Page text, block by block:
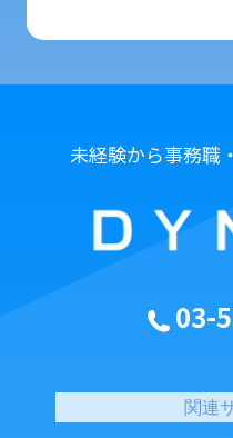
未経験から事務職
03-
関連